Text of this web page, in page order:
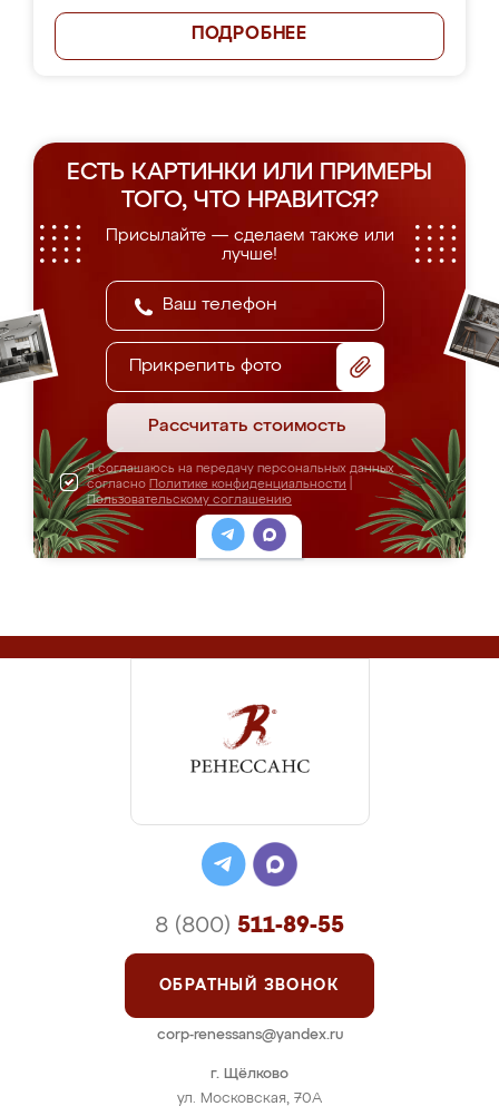
ПОДРОБНЕЕ
ЕСТЬ КАРТИНКИ ИЛИ ПРИМЕРЫ
ТОГО, ЧТО НРАВИТСЯ?
Присылайте — сделаем также или
лучше!
Прикрепить фото
Рассчитать стоимость
Я соглашаюсь на передачу персональных данных
согласно Политике конфиденциальности
Пользовательскому соглашению
г. Щёлково
ул. Московская, 70А
8 (800) 511-89-55
ОБРАТНЫЙ ЗВОНОК
corp-renessans@yandex.ru